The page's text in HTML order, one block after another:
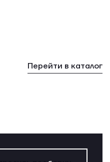
Перейти в каталог